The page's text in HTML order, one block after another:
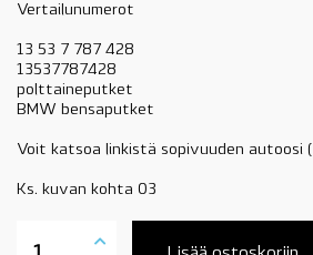
Vertailunumerot
13 53 7 787 428
13537787428
polttaineputket
BMW bensaputket
Voit katsoa linkistä sopivuuden autoosi (
Ks. kuvan kohta 03
BMW